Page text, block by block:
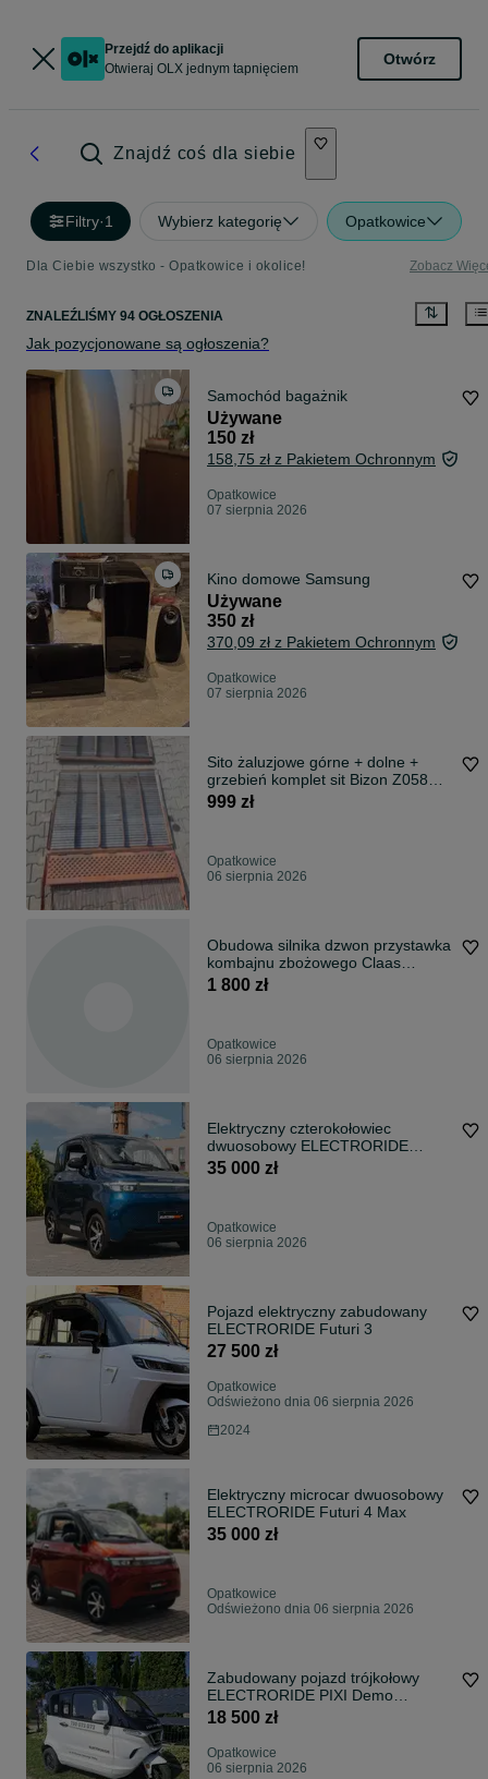
Przejdź do aplikacji
Otwieraj OLX jednym tapnięciem
Otwórz
Znajdź coś dla siebie
Filtry·1 Wybierz kategorię Opatkowice
Dla Ciebie wszystko - Opatkowice i okolice! Zobacz
ZNALEŹLIŚMY 94 OGŁOSZENIA
Jak pozycjonowane są ogłoszenia?
Samochód bagażnik
Używane
150 zł
158,75 zł z Pakietem Ochronnym
Opatkowice
07 sierpnia 2026
Kino domowe Samsung
Używane
350 zł
370,09 zł z Pakietem Ochronnym
Opatkowice
07 sierpnia 2026
Sito żaluzjowe górne + dolne +
grzebień komplet sit Bizon Z058
Rekord
999 zł
Opatkowice
06 sierpnia 2026
Obudowa silnika dzwon przystawka
kombajnu zbożowego Claas
Compact 25 30 wałek sprzęgło
1 800 zł
Opatkowice
06 sierpnia 2026
Elektryczny czterokołowiec
dwuosobowy ELECTRORIDE
FUTRUI 4 MAX
35 000 zł
Opatkowice
06 sierpnia 2026
Pojazd elektryczny zabudowany
ELECTRORIDE Futuri 3
27 500 zł
Opatkowice
Odświeżono dnia 06 sierpnia 2026
2024
Elektryczny microcar dwuosobowy
ELECTRORIDE Futuri 4 Max
35 000 zł
Opatkowice
Odświeżono dnia 06 sierpnia 2026
Zabudowany pojazd trójkołowy
ELECTRORIDE PIXI Demo
Używany Okazja
18 500 zł
Opatkowice
06 sierpnia 2026